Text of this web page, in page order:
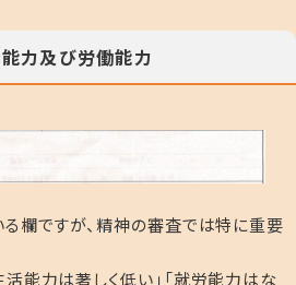
能力及び労働能力
欄ですが、精神の審査では特に重要
能力は著しく低い」「就労能力はな